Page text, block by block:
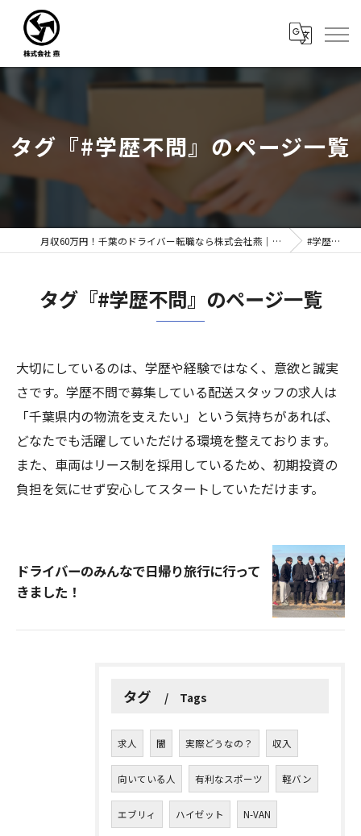
タグ『#学歴不問』のページ一覧
月収60万円！千葉のドライバー転職なら株式会社燕｜未経験歓迎 #学歴不問
タグ『#学歴不問』のページ一覧
大切にしているのは、学歴や経験ではなく、意欲と誠実
さです。学歴不問で募集している配送スタッフの求人は
「千葉県内の物流を支えたい」という気持ちがあれば、
どなたでも活躍していただける環境を整えております。
また、車両はリース制を採用しているため、初期投資の
負担を気にせず安心してスタートしていただけます。
ドライバーのみんなで日帰り旅行に行って
きました！
タグ Tags
求人 闇 実際どうなの？ 収入
向いている人 有利なスポーツ 軽バン
エブリィ ハイゼット N-VAN